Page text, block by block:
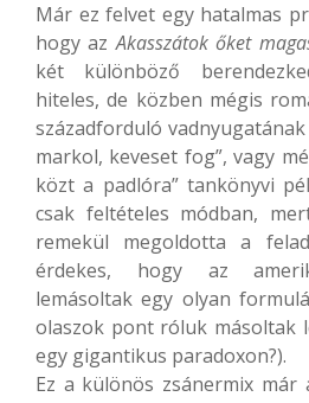
Már ez felvet egy hatalmas
hogy azAkasszátok őket
két különböző
hiteles, de közben mégis
századforduló
markol, keveset fog”, vagy
közt a padlóra” tankönyvi
csak feltételes módban,
remekül megoldotta a
érdekes, hogy az
lemásoltak egy olyan
olaszok pont róluk másoltak
egy gigantikus paradoxon?).
Ez a különös zsánermix már